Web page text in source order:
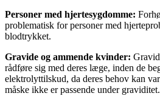
Personer med hjertesygdomme:
problematisk for personer med
blodtrykket.
Gravide og ammende kvinder:
rådføre sig med deres læge, inden de
elektrolyttilskud, da deres behov kan
måske ikke er passende under graviditet.